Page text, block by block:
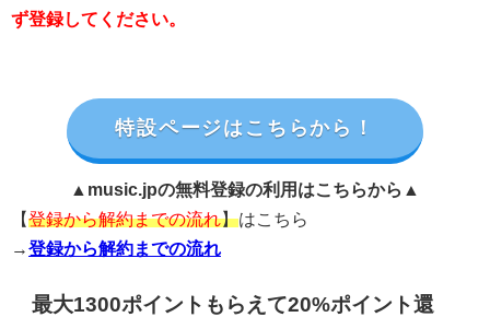
ず登録してください。
特設ページはこちらから！
▲music.jpの無料登録の利用はこちらから▲
【登録から解約までの流れ】はこちら
→登録から解約までの流れ
最大1300ポイントもらえて20%ポイント還